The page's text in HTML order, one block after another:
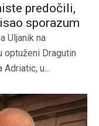
predočili,
sporazum
Uljanik na
optuženi Dragutin
u...